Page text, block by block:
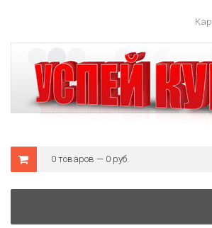
0 товаров — 0 руб.